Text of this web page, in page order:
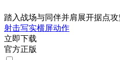
踏入战场与同伴并肩展开据点
射击写实横屏动作
立即下载
官方正版